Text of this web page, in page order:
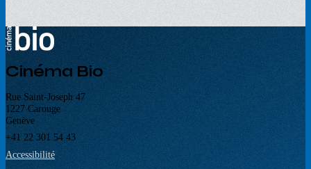
Cinéma Bio
Rue Saint-Joseph 47
1227 Carouge
Genève
+41 22 301 54 43
Accessibilité